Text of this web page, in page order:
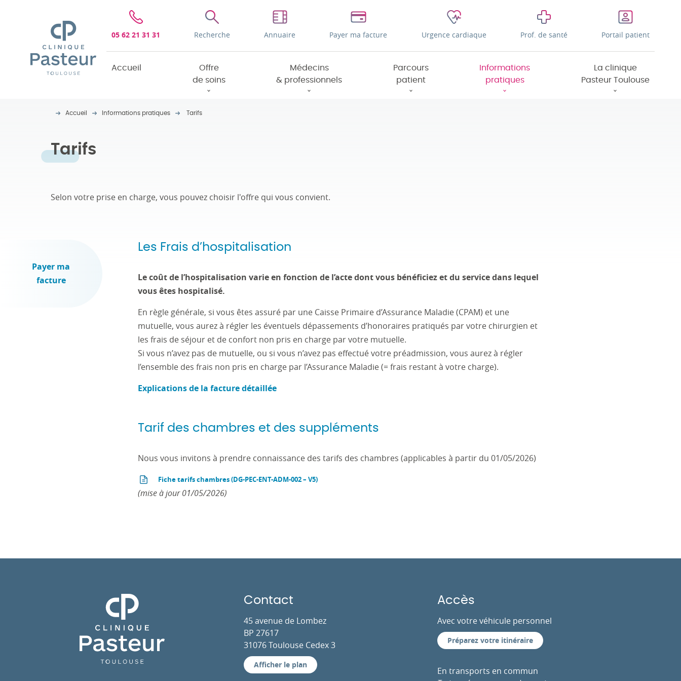
Clinique Pasteur
05 62 21 31 31 Recherche Annuaire Payer ma facture Urgence cardiaque Prof. de santé Portail patient
Accueil
Offre
de soins
Médecins
& professionnels
Parcours
patient
Informations
pratiques
La clinique
Pasteur Toulouse
Accueil Informations pratiques Tarifs
Tarifs
Selon votre prise en charge, vous pouvez choisir l'offre qui vous convient.
Payer ma
facture
Les Frais d’hospitalisation
Le coût de l’hospitalisation varie en fonction de l’acte dont vous bénéficiez et du service dans lequel
vous êtes hospitalisé.
En règle générale, si vous êtes assuré par une Caisse Primaire d’Assurance Maladie (CPAM) et une
mutuelle, vous aurez à régler les éventuels dépassements d’honoraires pratiqués par votre chirurgien et
les frais de séjour et de confort non pris en charge par votre mutuelle.
Si vous n’avez pas de mutuelle, ou si vous n’avez pas effectué votre préadmission, vous aurez à régler
l’ensemble des frais non pris en charge par l’Assurance Maladie (= frais restant à votre charge).
Explications de la facture détaillée
Tarif des chambres et des suppléments
Nous vous invitons à prendre connaissance des tarifs des chambres (applicables à partir du 01/05/2026)
Fiche tarifs chambres (DG-PEC-ENT-ADM-002 – V5)
(mise à jour 01/05/2026)
Clinique Pasteur Contact
45 avenue de Lombez
BP 27617
31076 Toulouse Cedex 3
Afficher le plan
Accès
Avec votre véhicule personnel
Préparez votre itinéraire
En transports en commun